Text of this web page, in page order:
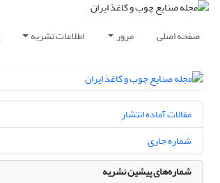
صفحه اصلی مرور اطلاعات نشریه
مقالات آماده انتشار
شماره جاری
شماره‌های پیشین نشریه